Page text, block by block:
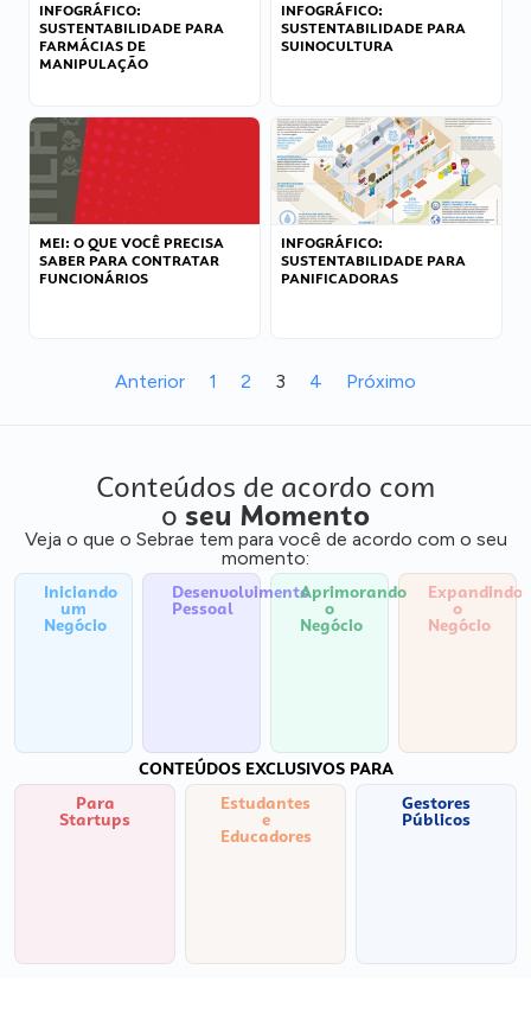
INFOGRÁFICO:
SUSTENTABILIDADE PARA
FARMÁCIAS DE
MANIPULAÇÃO
INFOGRÁFICO:
SUSTENTABILIDADE PARA
SUINOCULTURA
MEI: O QUE VOCÊ PRECISA
SABER PARA CONTRATAR
FUNCIONÁRIOS
INFOGRÁFICO:
SUSTENTABILIDADE PARA
PANIFICADORAS
Anterior 1 2 3 4 Próximo
Conteúdos de acordo com
o seu Momento
Veja o que o Sebrae tem para você de acordo com o seu
momento:
Iniciando
um
Negócio
Desenvolvimento
Pessoal
Aprimorando
o
Negócio
Expandindo
o
Negócio
CONTEÚDOS EXCLUSIVOS PARA
Para
Startups
Estudantes
e
Educadores
Gestores
Públicos